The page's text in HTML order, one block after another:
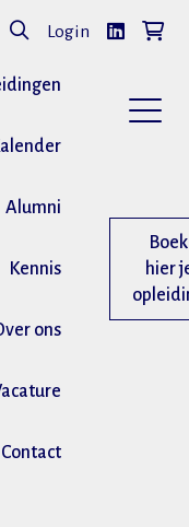
Login
Alumni
Kennis
ons
Contact
Boek
hier